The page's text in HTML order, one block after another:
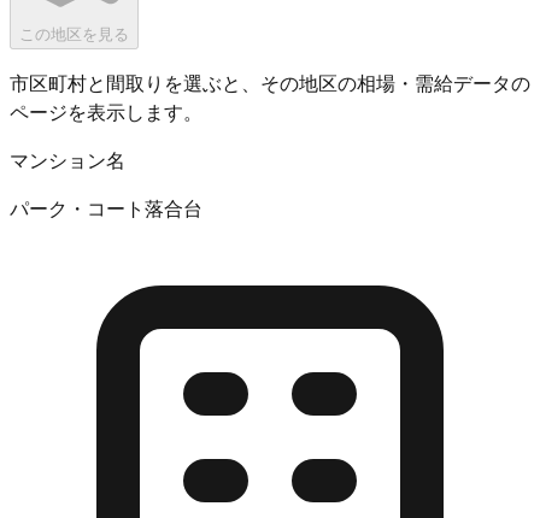
この地区を見る
市区町村と間取りを選ぶと、その地区の相場・需給データの
ページを表示します。
マンション名
パーク・コート落合台